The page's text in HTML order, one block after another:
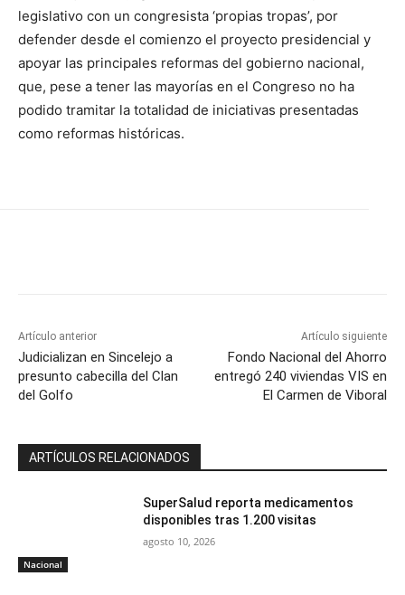
legislativo con un congresista ‘propias tropas’, por
defender desde el comienzo el proyecto presidencial y
apoyar las principales reformas del gobierno nacional,
que, pese a tener las mayorías en el Congreso no ha
podido tramitar la totalidad de iniciativas presentadas
como reformas históricas.
Artículo anterior
Judicializan en Sincelejo a
presunto cabecilla del Clan
del Golfo
Artículo siguiente
Fondo Nacional del Ahorro
entregó 240 viviendas VIS en
El Carmen de Viboral
ARTÍCULOS RELACIONADOS
Nacional
SuperSalud reporta medicamentos
disponibles tras 1.200 visitas
agosto 10, 2026